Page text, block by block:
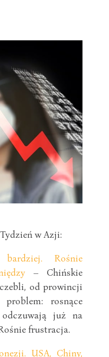
w Azji:
Rośnie
– Chińskie
od prowincji
rosnące
odczuwają już na
frustracja.
USA, Chiny,